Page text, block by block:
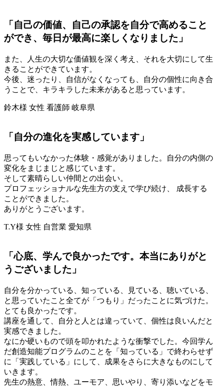
「自己の価値、自己の承認を自分で高めること
ができ、毎日が最高に楽しくなりました」
また、人生の大切な価値観を深く考え、それを大切にして生
きることができています。
今後、迷ったり、自信がなくなっても、自分の個性に向き合
うことで、キラキラした未来があると思っています。
鈴木様 女性 看護師 岐阜県
「自分の進化を実感しています」
思ってもいなかった体験・感覚がありました。自分の内側の
変化をまじまじと感じています。
そして素晴らしい仲間との出会い。
プロフェッショナルな先生方の支えで学び続け、 成長する
ことができました。
ありがとうございます。
T.Y様 女性 自営業 愛知県
「心底、学んで良かったです。本当にありがと
うございました」
自分を分かっている、知っている、見ている、聴いている、
と思っていたこと全てが「つもり」だったことに気づけた。
とても良かったです。
講座を通して、自分と人とは違っていて、個性は良いんだと
実感できました。
なにか硬いもので頭を叩かれたような衝撃でした。今回学ん
だ創造知能プログラムのことを「知っている」で終わらせず
に「実践している」にして、成果をさらに大きなものにして
いきます。
先生の熱意、情熱、ユーモア、思いやり、寄り添いなどをモ